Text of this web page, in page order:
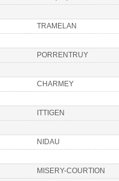
TRAMELAN
PORRENTRUY
CHARMEY
ITTIGEN
NIDAU
MISERY-COURTION